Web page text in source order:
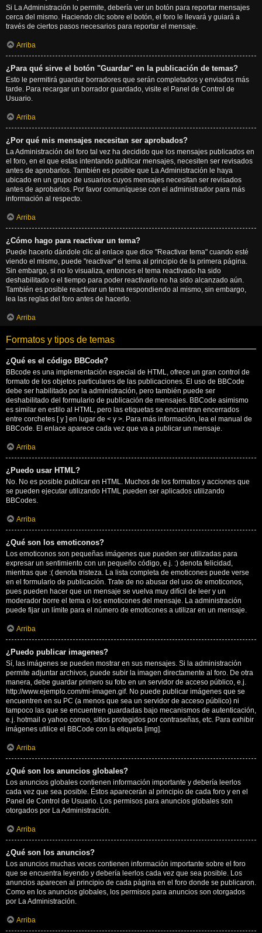
Si La Administración lo permite, debería ver un botón para reportar mensajes
cerca del mismo. Haciendo clic sobre el botón, el foro le llevará y guiará a
través de ciertos pasos necesarios para reportar el mensaje.
Arriba
¿Para qué sirve el botón "Guardar" en la publicación de temas?
Esto le permitirá guardar borradores que serán completados y enviados más
tarde. Para recargar un borrador guardado, visite el Panel de Control de
Usuario.
Arriba
¿Por qué mis mensajes necesitan ser aprobados?
La Administración del foro tal vez ha decidido que los mensajes publicados en
el foro, en el que estas intentando publicar mensajes, necesiten ser revisados
antes de aprobarlos. También es posible que La Administración le haya
ubicado en un grupo de usuarios cuyos mensajes necesitan ser revisados
antes de aprobarlos. Por favor comuníquese con el administrador para más
información al respecto.
Arriba
¿Cómo hago para reactivar un tema?
Puede hacerlo dándole clic al enlace que dice "Reactivar tema" cuando esté
viendo el mismo, puede "reactivar" el tema al principio de la primera página.
Sin embargo, si no lo visualiza, entonces el tema reactivado ha sido
deshabilitado o el tiempo para poder reactivarlo no ha sido alcanzado aún.
También es posible reactivar un tema respondiendo al mismo, sin embargo,
lea las reglas del foro antes de hacerlo.
Arriba
Formatos y tipos de temas
¿Qué es el código BBCode?
BBcode es una implementación especial de HTML, ofrece un gran control de
formato de los objetos particulares de las publicaciones. El uso de BBCode
debe ser habilitado por la administración, pero también puede ser
deshabilitado del formulario de publicación de mensajes. BBCode asimismo
es similar en estilo al HTML, pero las etiquetas se encuentran encerrados
entre corchetes [ y ] en lugar de < y >. Para más información, lea el manual de
BBCode. El enlace aparece cada vez que va a publicar un mensaje.
Arriba
¿Puedo usar HTML?
No. No es posible publicar en HTML. Muchos de los formatos y acciones que
se pueden ejecutar utilizando HTML pueden ser aplicados utilizando
BBCodes.
Arriba
¿Qué son los emoticonos?
Los emoticonos son pequeñas imágenes que pueden ser utilizadas para
expresar un sentimiento con un pequeño código, e.j. :) denota felicidad,
mientras que :( denota tristeza. La lista completa de emoticones puede verse
en el formulario de publicación. Trate de no abusar del uso de emoticonos,
pues pueden hacer que un mensaje se vuelva muy difícil de leer y un
moderador borre el tema o los emoticones del mensaje. La administración
puede fijar un límite para el número de emoticones a utilizar en un mensaje.
Arriba
¿Puedo publicar imagenes?
Sí, las imágenes se pueden mostrar en sus mensajes. Si la administración
permite adjuntar archivos, puede subir la imagen directamente al foro. De otra
manera, debe guardar primero su foto en un servidor de acceso público, e.j.
http://www.ejemplo.com/mi-imagen.gif. No puede publicar imágenes que se
encuentren en su PC (a menos que sea un servidor de acceso público) ni
tampoco las que se encuentren guardadas bajo mecanismos de autenticación,
e.j. hotmail o yahoo correo, sitios protegidos por contraseñas, etc. Para exhibir
imágenes utilice el BBCode con la etiqueta [img].
Arriba
¿Qué son los anuncios globales?
Los anuncios globales contienen información importante y debería leerlos
cada vez que sea posible. Éstos aparecerán al principio de cada foro y en el
Panel de Control de Usuario. Los permisos para anuncios globales son
otorgados por La Administración.
Arriba
¿Qué son los anuncios?
Los anuncios muchas veces contienen información importante sobre el foro
que se encuentra leyendo y debería leerlos cada vez que sea posible. Los
anuncios aparecen al principio de cada página en el foro donde se publicaron.
Como en los anuncios globales, los permisos para anuncios son otorgados
por La Administración.
Arriba